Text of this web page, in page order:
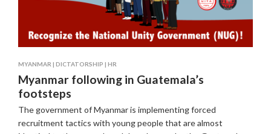
MYANMAR | DICTATORSHIP | HR
Myanmar following in Guatemala’s
footsteps
The government of Myanmar is implementing forced
recruitment tactics with young people that are almost